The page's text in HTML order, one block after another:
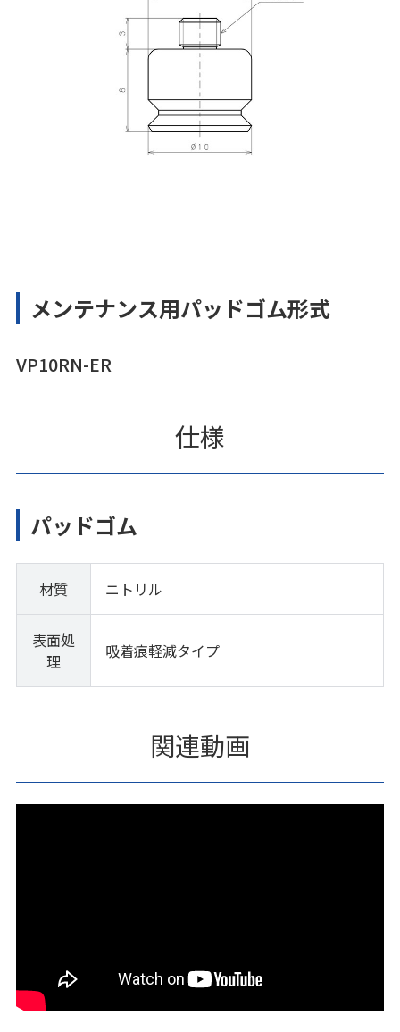
メンテナンス用パッドゴム形式
VP10RN-ER
仕様
パッドゴム
材質 ニトリル
表面処
理
吸着痕軽減タイプ
関連動画